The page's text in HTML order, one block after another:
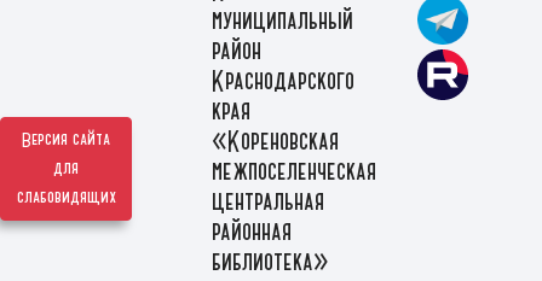
Версия сайта
для
слабовидящих
муниципальный
район
Краснодарского
края
«Кореновская
межпоселенческая
центральная
районная
библиотека»